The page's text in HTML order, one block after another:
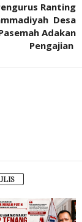
Ranting
Desa
Adakan
Pengajian